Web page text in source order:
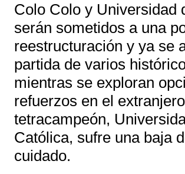
Colo Colo y Universidad
serán sometidos a una
reestructuración y ya se
partida de varios
mientras se exploran
refuerzos en el
tetracampeón,
Católica, sufre una baja
cuidado.